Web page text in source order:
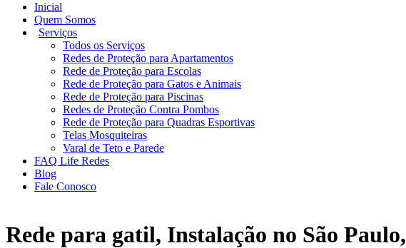
Inicial
Quem Somos
Serviços
Todos os Serviços
Redes de Proteção para Apartamentos
Rede de Proteção para Escolas
Rede de Proteção para Gatos e Animais
Rede de Proteção para Piscinas
Redes de Proteção Contra Pombos
Rede de Proteção para Quadras Esportivas
Telas Mosquiteiras
Varal de Teto e Parede
FAQ Life Redes
Blog
Fale Conosco
Rede para gatil, Instalação no São